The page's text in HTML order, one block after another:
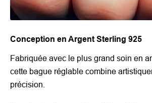
Conception en Argent Sterling 925
Fabriquée avec le plus grand soin en
cette bague réglable combine
précision.